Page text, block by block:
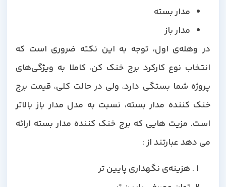
مدار بسته
مدار باز
در وهله‌ی اول، توجه به این نکته ضروری است که
انتخاب نوع کارکرد برج خنک کن، کاملا به ویژگی‌های
پروژه شما بستگی دارد، ولی در حالت کلی، قیمت برج
خنک کننده مدار بسته، نسبت به مدل مدار باز بالاتر
است. مزیت هایی که برج خنک کننده مدار بسته ارائه
می دهد عبارتند از :
هزینه‌ی نگهداری پایین تر